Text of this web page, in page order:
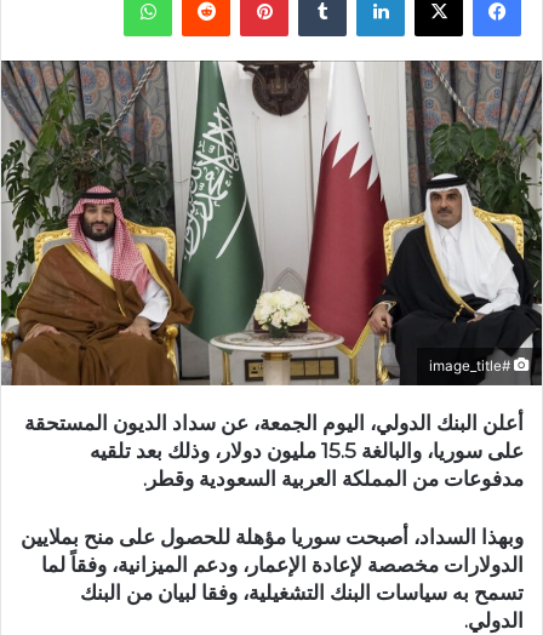
#image_title
أعلن البنك الدولي، اليوم الجمعة، عن سداد الديون المستحقة
على سوريا، والبالغة 15.5 مليون دولار، وذلك بعد تلقيه
مدفوعات من المملكة العربية السعودية وقطر.
وبهذا السداد، أصبحت سوريا مؤهلة للحصول على منح بملايين
الدولارات مخصصة لإعادة الإعمار، ودعم الميزانية، وفقاً لما
تسمح به سياسات البنك التشغيلية، وفقا لبيان من البنك
الدولي.